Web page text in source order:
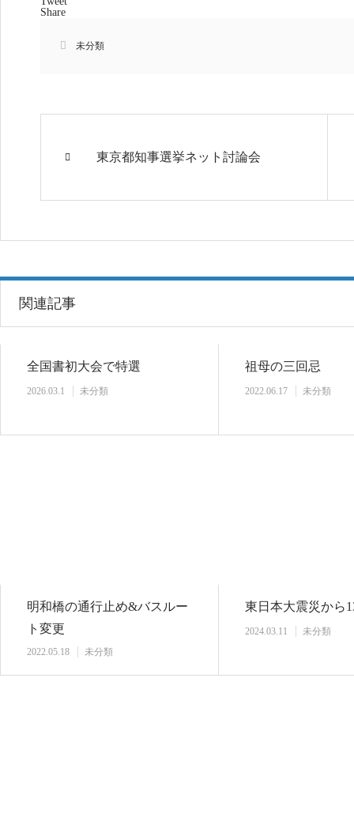
Share
未分類
東京都知事選挙ネット討論会
関連記事
全国書初大会で特選
2026.03.1 未分類
祖母の三回忌
2022.06.17 未分類
明和橋の通行止め&バスルー
ト変更
2022.05.18 未分類
東日本大震災から
2024.03.11 未分類